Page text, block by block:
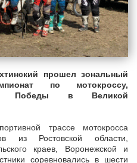
прошел зональный
по мотокроссу,
Победы в Великой
трассе мотокросса
из Ростовской области,
краев, Воронежской и
соревновались в шести